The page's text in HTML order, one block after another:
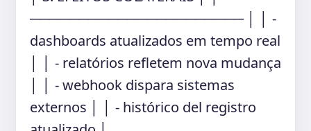
────────────────────── │ │ -
dashboards atualizados em tempo real
│ │ - relatórios refletem nova mudança
│ │ - webhook dispara sistemas
externos │ │ - histórico del registro